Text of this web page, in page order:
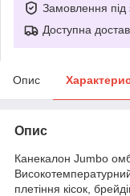
Замовлення під
Доступна
Опис
Опис
Канекалон Jumbo
плетіння кісок,